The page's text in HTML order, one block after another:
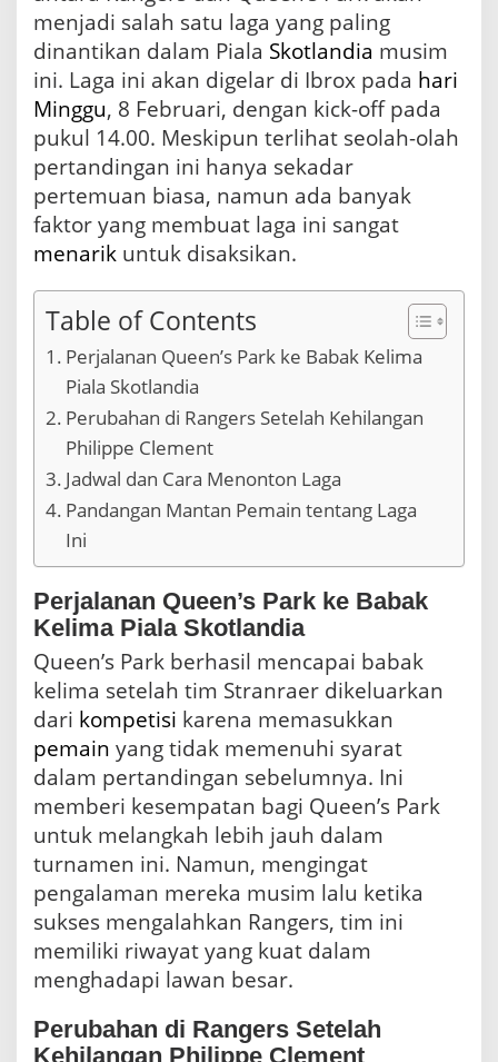
k
d
a
a
m
P
a
a
k
l
n
a
menjadi salah satu laga yang paling
dinantikan dalam Piala Skotlandia musim
ini. Laga ini akan digelar di Ibrox pada hari
Minggu, 8 Februari, dengan kick-off pada
pukul 14.00. Meskipun terlihat seolah-olah
pertandingan ini hanya sekadar
pertemuan biasa, namun ada banyak
faktor yang membuat laga ini sangat
menarik untuk disaksikan.
Table of Contents
Perjalanan Queen’s Park ke Babak Kelima
Piala Skotlandia
Perubahan di Rangers Setelah Kehilangan
Philippe Clement
Jadwal dan Cara Menonton Laga
Pandangan Mantan Pemain tentang Laga
Ini
Perjalanan Queen’s Park ke Babak
Kelima Piala Skotlandia
Queen’s Park berhasil mencapai babak
kelima setelah tim Stranraer dikeluarkan
dari kompetisi karena memasukkan
pemain yang tidak memenuhi syarat
dalam pertandingan sebelumnya. Ini
memberi kesempatan bagi Queen’s Park
untuk melangkah lebih jauh dalam
turnamen ini. Namun, mengingat
pengalaman mereka musim lalu ketika
sukses mengalahkan Rangers, tim ini
memiliki riwayat yang kuat dalam
menghadapi lawan besar.
Perubahan di Rangers Setelah
Kehilangan Philippe Clement